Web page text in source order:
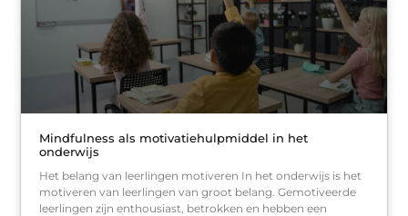
Mindfulness als motivatiehulpmiddel in het
onderwijs
Het belang van leerlingen motiveren In het onderwijs is het
motiveren van leerlingen van groot belang. Gemotiveerde
leerlingen zijn enthousiast, betrokken en hebben een